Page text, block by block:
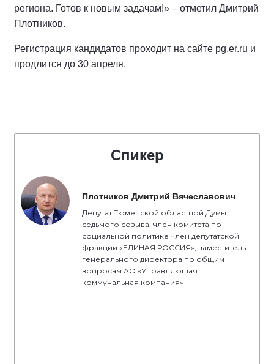
региона. Готов к новым задачам!» – отметил Дмитрий
Плотников.
Регистрация кандидатов проходит на сайте pg.er.ru и
продлится до 30 апреля.
Спикер
Плотников Дмитрий Вячеславович
Депутат Тюменской областной Думы
седьмого созыва, член комитета по
социальной политике член депутатской
фракции «ЕДИНАЯ РОССИЯ», заместитель
генерального директора по общим
вопросам АО «Управляющая
коммунальная компания»